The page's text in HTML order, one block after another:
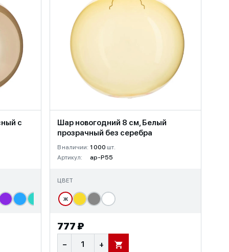
с
Шар новогодний 8 см, Белый
прозрачный без серебра
В наличии: 1 000 шт.
Артикул:
ap-P55
ЦВЕТ
Ж
777 ₽
− + В КОРЗИНУ